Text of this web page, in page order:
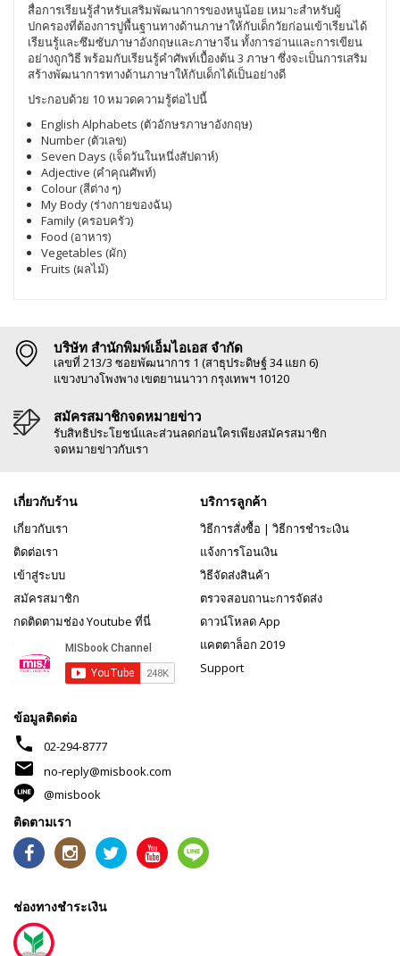
สื่อการเรียนรู้สำหรับเสริมพัฒนาการของหนูน้อย เหมาะสำหรับผู้
ปกครองที่ต้องการปูพื้นฐานทางด้านภาษาให้กับเด็กวัยก่อนเข้าเรียนได้
เรียนรู้และซึมซับภาษาอังกฤษและภาษาจีน ทั้งการอ่านและการเขียน
อย่างถูกวิธี พร้อมกับเรียนรู้คำศัพท์เบื้องต้น 3 ภาษา ซึ่งจะเป็นการเสริม
สร้างพัฒนาการทางด้านภาษาให้กับเด็กได้เป็นอย่างดี
ประกอบด้วย 10 หมวดความรู้ต่อไปนี้
English Alphabets (ตัวอักษรภาษาอังกฤษ)
Number (ตัวเลข)
Seven Days (เจ็ดวันในหนึ่งสัปดาห์)
Adjective (คำคุณศัพท์)
Colour (สีต่าง ๆ)
My Body (ร่างกายของฉัน)
Family (ครอบครัว)
Food (อาหาร)
Vegetables (ผัก)
Fruits (ผลไม้)
บริษัท สำนักพิมพ์เอ็มไอเอส จำกัด
เลขที่ 213/3 ซอยพัฒนาการ 1 (สาธุประดิษฐ์ 34 แยก 6)
แขวงบางโพงพาง เขตยานนาวา กรุงเทพฯ 10120
สมัครสมาชิกจดหมายข่าว
รับสิทธิประโยชน์และส่วนลดก่อนใครเพียงสมัครสมาชิก
จดหมายข่าวกับเรา
เกี่ยวกับร้าน
เกี่ยวกับเรา
ติดต่อเรา
เข้าสู่ระบบ
สมัครสมาชิก
กดติดตามช่อง Youtube ที่นี่
บริการลูกค้า
วิธีการสั่งซื้อ | วิธีการชำระเงิน
แจ้งการโอนเงิน
วิธีจัดส่งสินค้า
ตรวจสอบถานะการจัดส่ง
ดาวน์โหลด App
แคตตาล็อก 2019
Support
ข้อมูลติดต่อ
phone 02-294-8777
mail
no-reply@misbook.com
@misbook
ติดตามเรา
ช่องทางชำระเงิน